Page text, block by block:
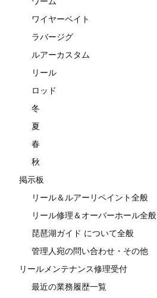
ワイヤーベイト
ラバージグ
ルアーカスタム
リール
ロッド
冬
夏
春
秋
掲示板
リール＆ルアーリペイント全般
リール修理＆オーバーホール全般
琵琶湖ガイド について全般
管理人宛の問い合わせ・その他
リールメンテナンス修理受付
最近の業務履歴一覧